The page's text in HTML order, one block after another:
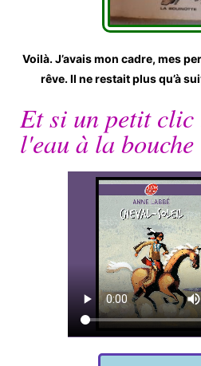
Voilà. J’avais mon cadre, mes
rêve. Il ne restait plus qu’à
Et si un petit clic
l'eau à la bouche